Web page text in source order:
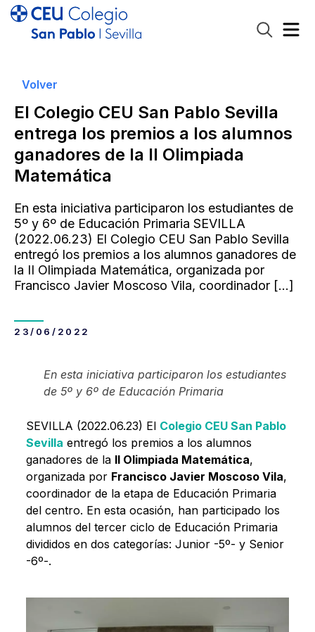
Volver
El Colegio CEU San Pablo Sevilla
entrega los premios a los alumnos
ganadores de la II Olimpiada
Matemática
En esta iniciativa participaron los estudiantes de
5º y 6º de Educación Primaria SEVILLA
(2022.06.23) El Colegio CEU San Pablo Sevilla
entregó los premios a los alumnos ganadores de
la II Olimpiada Matemática, organizada por
Francisco Javier Moscoso Vila, coordinador […]
23/06/2022
En esta iniciativa participaron los estudiantes
de 5º y 6º de Educación Primaria
SEVILLA (2022.06.23) El Colegio CEU San Pablo
Sevilla entregó los premios a los alumnos
ganadores de la II Olimpiada Matemática,
organizada por Francisco Javier Moscoso Vila,
coordinador de la etapa de Educación Primaria
del centro. En esta ocasión, han participado los
alumnos del tercer ciclo de Educación Primaria
divididos en dos categorías: Junior -5º- y Senior
-6º-.